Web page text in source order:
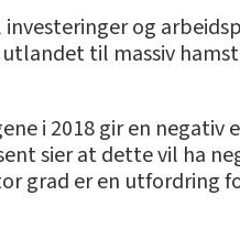
og
til massiv
i 2018 gir en negativ
sier at dette vil ha
grad er en utfordring